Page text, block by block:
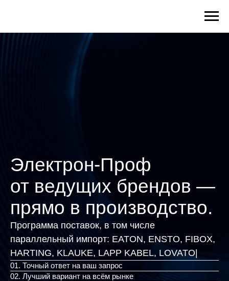
Электрон-Проф
от ведущих брендов —
прямо в производство.
Программа поставок, в том числе
параллельный импорт: EATON, ENSTO, FIBOX,
HARTING, KLAUKE, LAPP |
01. Точный ответ на ваш запрос
02. Лучший вариант на всём рынке